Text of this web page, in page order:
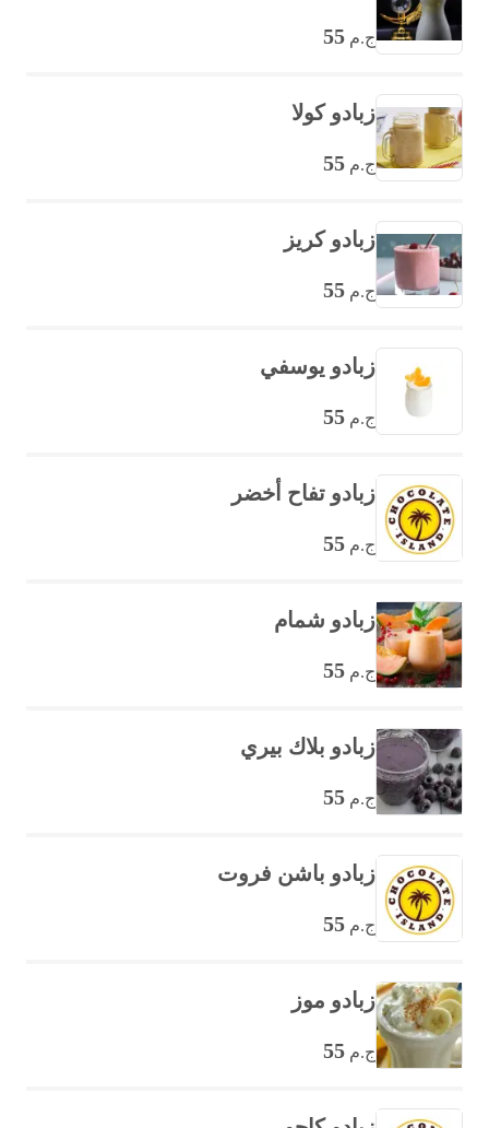
ج.م 55
زبادو كولا
ج.م 55
زبادو كريز
ج.م 55
زبادو يوسفي
ج.م 55
زبادو تفاح أخضر
ج.م 55
زبادو شمام
ج.م 55
زبادو بلاك بيري
ج.م 55
زبادو باشن فروت
ج.م 55
زبادو موز
ج.م 55